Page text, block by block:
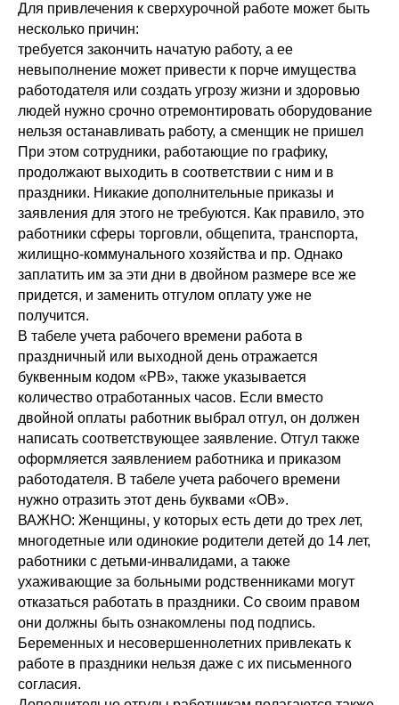
Для привлечения к сверхурочной работе может быть
несколько причин:
требуется закончить начатую работу, а ее
невыполнение может привести к порче имущества
работодателя или создать угрозу жизни и здоровью
людей нужно срочно отремонтировать оборудование
нельзя останавливать работу, а сменщик не пришел
При этом сотрудники, работающие по графику,
продолжают выходить в соответствии с ним и в
праздники. Никакие дополнительные приказы и
заявления для этого не требуются. Как правило, это
работники сферы торговли, общепита, транспорта,
жилищно-коммунального хозяйства и пр. Однако
заплатить им за эти дни в двойном размере все же
придется, и заменить отгулом оплату уже не
получится.
В табеле учета рабочего времени работа в
праздничный или выходной день отражается
буквенным кодом «РВ», также указывается
количество отработанных часов. Если вместо
двойной оплаты работник выбрал отгул, он должен
написать соответствующее заявление. Отгул также
оформляется заявлением работника и приказом
работодателя. В табеле учета рабочего времени
нужно отразить этот день буквами «ОВ».
ВАЖНО: Женщины, у которых есть дети до трех лет,
многодетные или одинокие родители детей до 14 лет,
работники с детьми-инвалидами, а также
ухаживающие за больными родственниками могут
отказаться работать в праздники. Со своим правом
они должны быть ознакомлены под подпись.
Беременных и несовершеннолетних привлекать к
работе в праздники нельзя даже с их письменного
согласия.